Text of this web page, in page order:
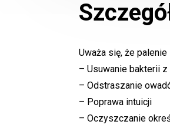
Uważa się, że
– Usuwanie bakterii
– Odstraszanie
– Poprawa intuicji
– Oczyszczanie